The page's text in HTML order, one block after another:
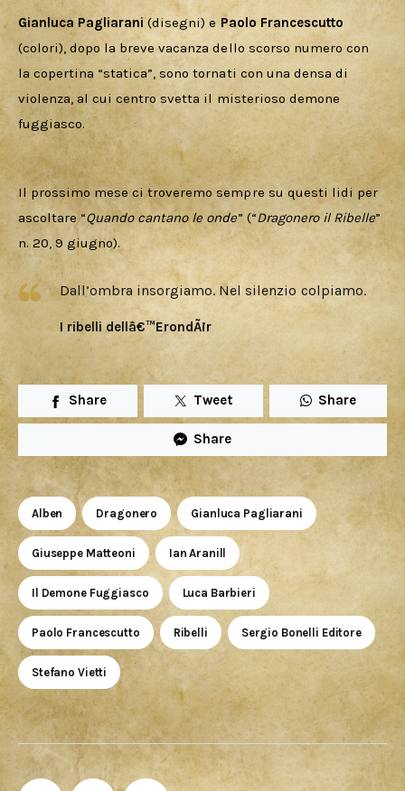
Gianluca Pagliarani (disegni) e Paolo Francescutto
(colori), dopo la breve vacanza dello scorso numero con
la copertina “statica”, sono tornati con una densa di
violenza, al cui centro svetta il misterioso demone
fuggiasco.
Il prossimo mese ci troveremo sempre su questi lidi per
ascoltare “Quando cantano le onde” (“Dragonero il Ribelle”
n. 20, 9 giugno).
Dall’ombra insorgiamo. Nel silenzio colpiamo.
I ribelli dellâ€™ErondÃ¡r
Share Tweet Share
Share
Alben Dragonero Gianluca Pagliarani
Giuseppe Matteoni Ian Aranill
Il Demone Fuggiasco Luca Barbieri
Paolo Francescutto Ribelli Sergio Bonelli Editore
Stefano Vietti